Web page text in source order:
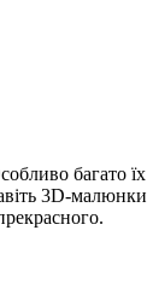
3D-